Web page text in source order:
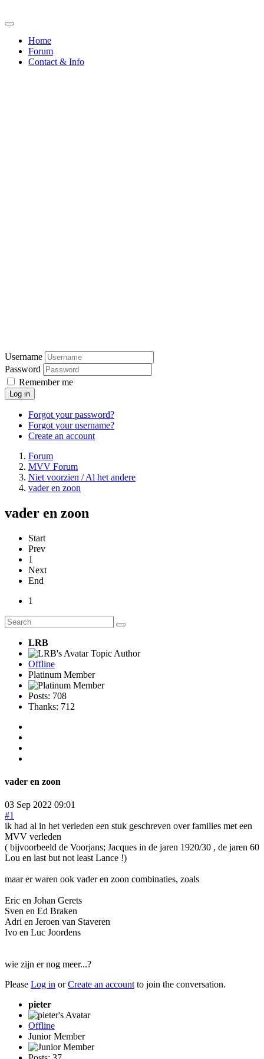
Home
Forum
Contact & Info
Username
Password
Remember me
Log in
Forgot your password?
Forgot your username?
Create an account
Forum
MVV Forum
Niet voorzien / Al het andere
vader en zoon
vader en zoon
Start
Prev
1
Next
End
1
LRB
Topic Author
Offline
Platinum Member
Posts: 708
Thanks: 712
vader en zoon
03 Sep 2022 09:01
#1
ik had al in het verleden een stuk geschreven over families met een
MVV verleden
( bijvoorbeeld de Voorjans; Jacques in de jaren 1920/30 , de jaren 60
Lou en last but not least Lance !)
maar er waren ook vader en zoon combinaties, zoals
Eric en Johan Gerets
Sven en Ed Braken
Adri en Jeroen van Staveren
Ivo en Luc Joordens
wie zijn er nog meer...?
Please Log in orCreate an account to join the conversation.
pieter
Offline
Junior Member